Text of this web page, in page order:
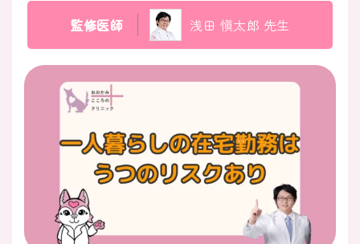
医師紹介
即日
監修医師 浅田 愼太郎 先生